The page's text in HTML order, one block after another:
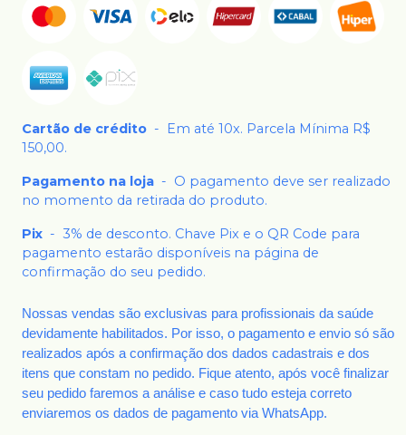
Cartão de crédito -
Em até 10x. Parcela Mínima R$
150,00.
Pagamento na loja - O pagamento deve ser realizado
no momento da retirada do produto.
Pix - 3% de desconto. Chave Pix e o QR Code para
pagamento estarão disponíveis na página de
confirmação do seu pedido.
Nossas vendas são exclusivas para profissionais da saúde
devidamente habilitados. Por isso, o pagamento e envio só são
realizados após a confirmação dos dados cadastrais e dos
itens que constam no pedido. Fique atento, após você finalizar
seu pedido faremos a análise e caso tudo esteja correto
enviaremos os dados de pagamento via WhatsApp.